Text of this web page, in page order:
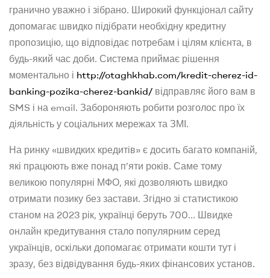
гранично уважно і зібрано. Широкий функціонал сайту
допомагає швидко підібрати необхідну кредитну
пропозицію, що відповідає потребам і цілям клієнта, в
будь-який час доби. Система приймає рішення
моментально і http://otaghkhab.com/kredit-cherez-id-
banking-pozika-cherez-bankid/ відправляє його вам в
SMS і на email. Забороняють робити розголос про їх
діяльність у соціальних мережах та ЗМІ.
На ринку «швидких кредитів» є досить багато компаній,
які працюють вже понад п’яти років. Саме тому
великою популярні МФО, які дозволяють швидко
отримати позику без застави. Згідно зі статистикою
станом на 2023 рік, українці беруть 700… Швидке
онлайн кредитування стало популярним серед
українців, оскільки допомагає отримати кошти тут і
зразу, без відвідування будь-яких фінансових установ.